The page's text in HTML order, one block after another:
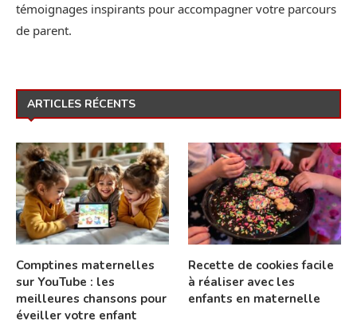
témoignages inspirants pour accompagner votre parcours
de parent.
ARTICLES RÉCENTS
Comptines maternelles
sur YouTube : les
meilleures chansons pour
éveiller votre enfant
Recette de cookies facile
à réaliser avec les
enfants en maternelle